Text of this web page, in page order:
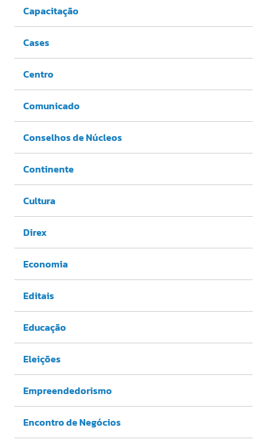
Capacitação
Cases
Centro
Comunicado
Conselhos de Núcleos
Continente
Cultura
Direx
Economia
Editais
Educação
Eleições
Empreendedorismo
Encontro de Negócios